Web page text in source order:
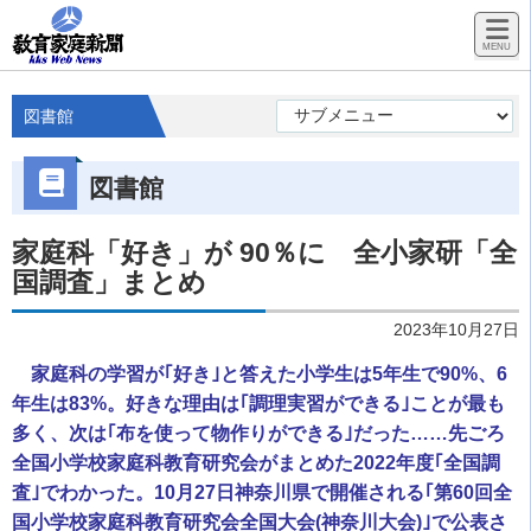
図書館
図書館
家庭科「好き」が 90％に 全小家研「全
国調査」まとめ
2023年10月27日
家庭科の学習が｢好き｣と答えた小学生は5年生で90%、6
年生は83%。好きな理由は｢調理実習ができる｣ことが最も
多く、次は｢布を使って物作りができる｣だった……先ごろ
全国小学校家庭科教育研究会がまとめた2022年度｢全国調
査｣でわかった。10月27日神奈川県で開催される｢第60回全
国小学校家庭科教育研究会全国大会(神奈川大会)｣で公表さ